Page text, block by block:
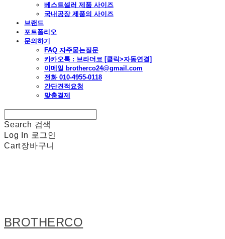
베스트셀러 제품 사이즈
국내공장 제품의 사이즈
브랜드
포트폴리오
문의하기
FAQ 자주묻는질문
카카오톡 : 브라더코 [클릭>자동연결]
이메일 brotherco24@gmail.com
전화 010-4955-0118
간단견적요청
맞춤결제
Search 검색
Log In 로그인
Cart장바구니
BROTHERCO